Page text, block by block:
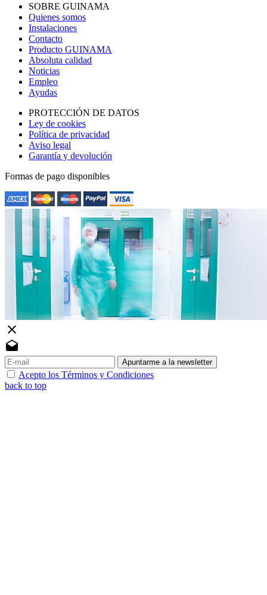
SOBRE GUINAMA
Quienes somos
Instalaciones
Contacto
Producto GUINAMA
Absoluta calidad
Noticias
Empleo
Ayudas
PROTECCIÓN DE DATOS
Ley de cookies
Política de privacidad
Aviso legal
Garantía y devolución
Formas de pago disponibles
close
drafts
Apuntarme a la newsletter
Acepto los Términos y Condiciones
back to top